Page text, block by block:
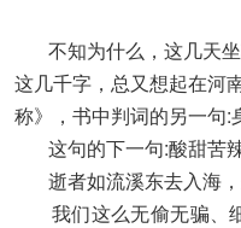
不知为什么，这几天坐
这几千字，总又想起在河
称》，书中判词的另一句:
这句的下一句:酸甜苦辣
逝者如流溪东去入海，
我们这么无偷无骗、